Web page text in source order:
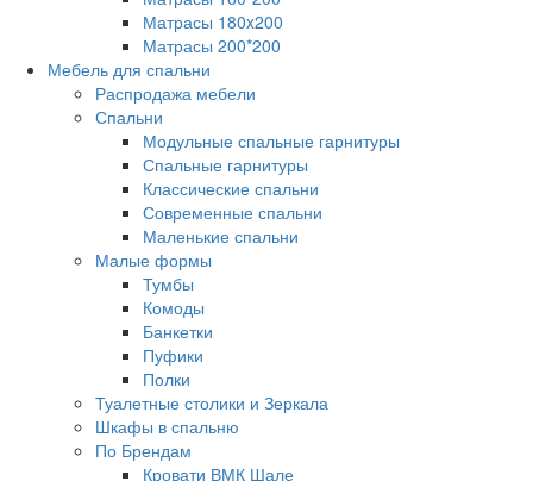
Матрасы 180x200
Матрасы 200*200
Мебель для спальни
Распродажа мебели
Спальни
Модульные спальные гарнитуры
Спальные гарнитуры
Классические спальни
Современные спальни
Маленькие спальни
Малые формы
Тумбы
Комоды
Банкетки
Пуфики
Полки
Туалетные столики и Зеркала
Шкафы в спальню
По Брендам
Кровати ВМК Шале